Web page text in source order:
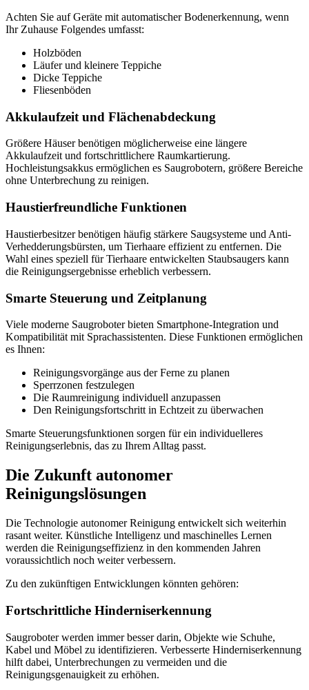
Achten Sie auf Geräte mit automatischer Bodenerkennung, wenn
Ihr Zuhause Folgendes umfasst:
Holzböden
Läufer und kleinere Teppiche
Dicke Teppiche
Fliesenböden
Akkulaufzeit und Flächenabdeckung
Größere Häuser benötigen möglicherweise eine längere
Akkulaufzeit und fortschrittlichere Raumkartierung.
Hochleistungsakkus ermöglichen es Saugrobotern, größere Bereiche
ohne Unterbrechung zu reinigen.
Haustierfreundliche Funktionen
Haustierbesitzer benötigen häufig stärkere Saugsysteme und Anti-
Verhedderungsbürsten, um Tierhaare effizient zu entfernen. Die
Wahl eines speziell für Tierhaare entwickelten Staubsaugers kann
die Reinigungsergebnisse erheblich verbessern.
Smarte Steuerung und Zeitplanung
Viele moderne Saugroboter bieten Smartphone-Integration und
Kompatibilität mit Sprachassistenten. Diese Funktionen ermöglichen
es Ihnen:
Reinigungsvorgänge aus der Ferne zu planen
Sperrzonen festzulegen
Die Raumreinigung individuell anzupassen
Den Reinigungsfortschritt in Echtzeit zu überwachen
Smarte Steuerungsfunktionen sorgen für ein individuelleres
Reinigungserlebnis, das zu Ihrem Alltag passt.
Die Zukunft autonomer
Reinigungslösungen
Die Technologie autonomer Reinigung entwickelt sich weiterhin
rasant weiter. Künstliche Intelligenz und maschinelles Lernen
werden die Reinigungseffizienz in den kommenden Jahren
voraussichtlich noch weiter verbessern.
Zu den zukünftigen Entwicklungen könnten gehören:
Fortschrittliche Hinderniserkennung
Saugroboter werden immer besser darin, Objekte wie Schuhe,
Kabel und Möbel zu identifizieren. Verbesserte Hinderniserkennung
hilft dabei, Unterbrechungen zu vermeiden und die
Reinigungsgenauigkeit zu erhöhen.